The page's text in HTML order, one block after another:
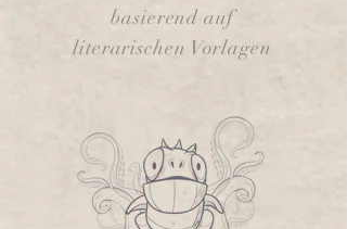
basierend auf
literarischen Vorlagen